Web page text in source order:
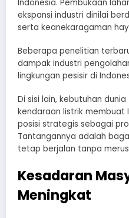
Indonesia. Pembukaan
ekspansi industri dinilai
serta keanekaragaman
Beberapa penelitian
dampak industri
lingkungan pesisir di
Di sisi lain, kebutuhan
kendaraan listrik membuat
posisi strategis sebagai
Tantangannya adalah
tetap berjalan tanpa
Kesadaran
Meningkat